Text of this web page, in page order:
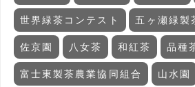
世界緑茶コンテスト 五ヶ瀬緑製
佐京園 八女茶 和紅茶 品種
富士東製茶農業協同組合 山水園